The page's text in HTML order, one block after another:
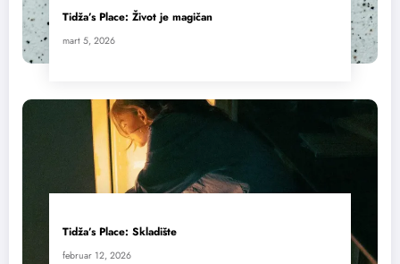
Tidža’s Place: Život je magičan
mart 5, 2026
Tidža’s Place: Skladište
februar 12, 2026